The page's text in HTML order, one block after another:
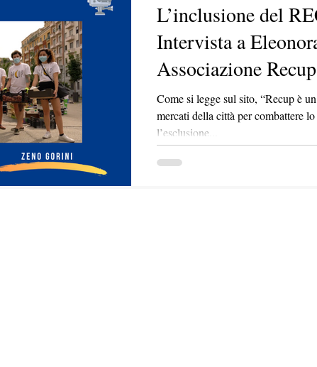
L’inclusione del
Intervista a
Associazione Recup
Come si legge sul sito, “Recup è
mercati della città per combattere
l’esclusione...